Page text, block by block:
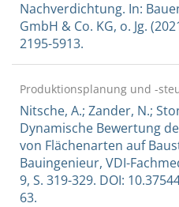
Nachverdichtung. In:
GmbH & Co. KG, o. Jg.
2195-5913.
Produktionsplanung und -
Nitsche, A.; Zander, N.;
Dynamische Bewertung
von Flächenarten auf
Bauingenieur, VDI-
9, S. 319-329. DOI:
63.